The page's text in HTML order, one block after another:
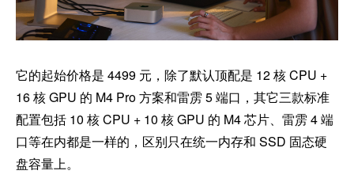
它的起始价格是 4499 元，除了默认顶配是 12 核 CPU +
16 核 GPU 的 M4 Pro 方案和雷雳 5 端口，其它三款标准
配置包括 10 核 CPU + 10 核 GPU 的 M4 芯片、雷雳 4 端
口等在内都是一样的，区别只在统一内存和 SSD 固态硬
盘容量上。